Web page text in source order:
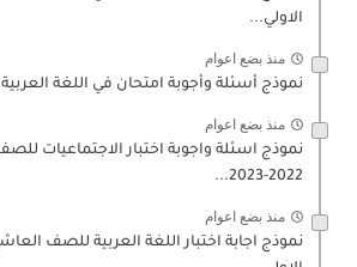
الاولي...
منذ بضع اعوام
نموذج أسئلة وأجوبة امتحان في اللغة
منذ بضع اعوام
نموذج اسئلة واجوبة اختبار الاجتماعيات للصف
2022-2023...
منذ بضع اعوام
نموذج اجابة اختبار اللغة العربية للصف